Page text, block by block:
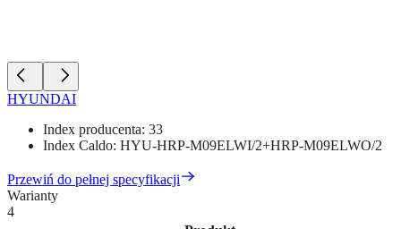
HYUNDAI
Index producenta: 33
Index Caldo: HYU-HRP-M09ELWI/2+HRP-M09ELWO/2
Przewiń do pełnej specyfikacji
Warianty
4